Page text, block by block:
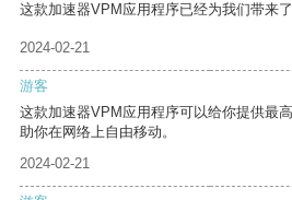
这款加速器VPM应用程序已经为我们带来
2024-02-21
游客
这款加速器VPM应用程序可以给你提供最
助你在网络上自由移动。
2024-02-21